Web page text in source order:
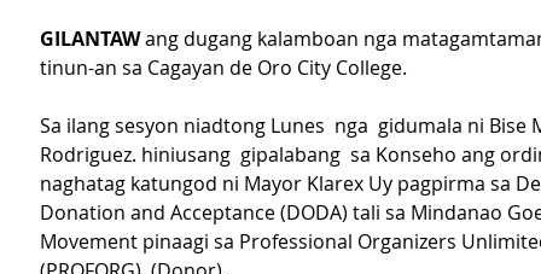
GILANTAW ang dugang kalamboan nga
tinun-an sa Cagayan de Oro City College.
Sa ilang sesyon niadtong Lunes  nga  gidumala ni
Rodriguez. hiniusang  gipalabang  sa Konseho ang
naghatag katungod ni Mayor Klarex Uy pagpirma sa
Donation and Acceptance (DODA) tali sa Mindanao
Movement pinaagi sa Professional Organizers